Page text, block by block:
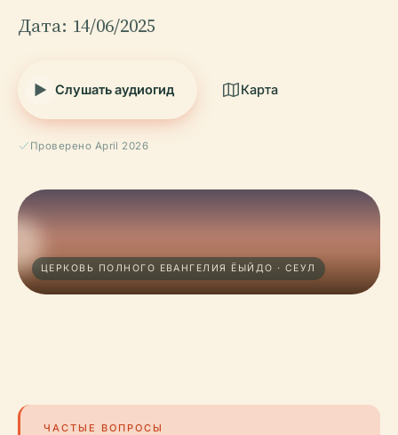
Дата: 14/06/2025
Слушать аудиогид Карта
Проверено April 2026
ЦЕРКОВЬ ПОЛНОГО ЕВАНГЕЛИЯ ЁЫЙДО · СЕУЛ
ЧАСТЫЕ ВОПРОСЫ